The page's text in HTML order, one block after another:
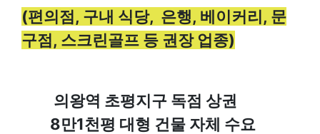
(편의점, 구내 식당, 은행, 베이커리, 문
구점, 스크린골프 등 권장 업종)
의왕역 초평지구 독점 상권
8만1천평 대형 건물 자체 수요